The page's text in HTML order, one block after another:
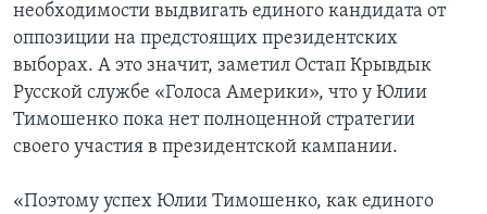
необходимости выдвигать единого кандидата от
оппозиции на предстоящих президентских
выборах. А это значит, заметил Остап Крывдык
Русской службе «Голоса Америки», что у Юлии
Тимошенко пока нет полноценной стратегии
своего участия в президентской кампании.
«Поэтому успех Юлии Тимошенко, как единого